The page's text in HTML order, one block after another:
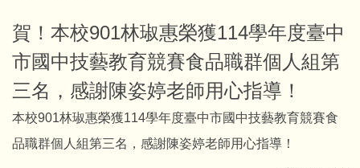
賀！本校901林琡惠榮獲114學年度臺中
市國中技藝教育競賽食品職群個人組第
三名，感謝陳姿婷老師用心指導！
本校901林琡惠榮獲114學年度臺中市國中技藝教育競賽食
品職群個人組第三名，感謝陳姿婷老師用心指導！